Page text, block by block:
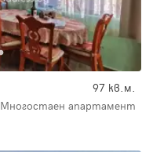
97 кв.м.
Многостаен апартамент